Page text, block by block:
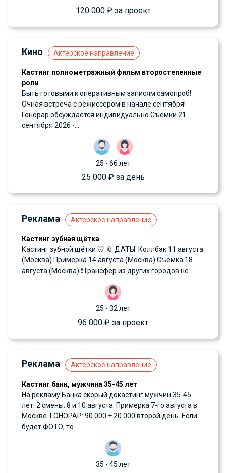
120 000 ₽ за проект
Кино Актёрское направление
Кастинг полнометражный фильм второстепенные
роли
Быть готовыми к оперативным записям самопроб!
Очная встреча с режиссером в начале сентября!
Гонорар обсуждается индивидуально Съемки 21
сентября 2026 -...
25 - 66 лет
25 000 ₽ за день
Реклама Актёрское направление
Кастинг зубная щётка
Кастинг зубной щётки 🦷 📎 ДАТЫ: Коллбэк 11 августа
(Москва) Примерка 14 августа (Москва) Съёмка 18
августа (Москва) ❗️Трансфер из других городов не...
25 - 32 лет
96 000 ₽ за проект
Реклама Актёрское направление
Кастинг банк, мужчина 35-45 лет
На рекламу Банка скорый докастинг мужчин 35-45
лет. 2 смены: 8 и 10 августа. Примерка 7-го августа в
Москве. ГОНОРАР: 90.000 + 20.000 второй день. Если
будет ФОТО, то...
35 - 45 лет